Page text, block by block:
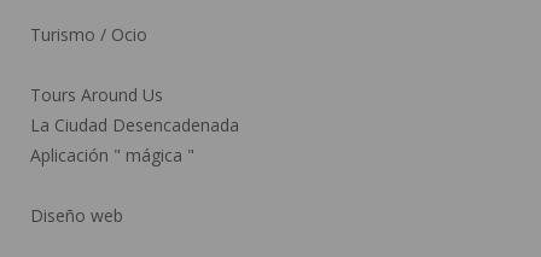
Turismo / Ocio
Tours Around Us
La Ciudad Desencadenada
Aplicación " mágica "
Diseño web